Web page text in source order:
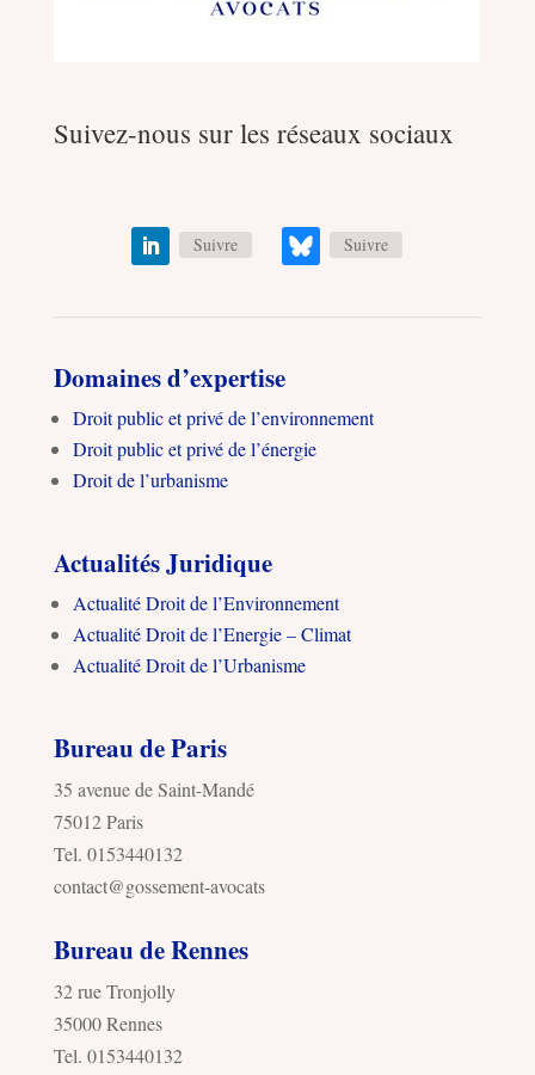
Suivez-nous sur les réseaux sociaux
Suivre Suivre
Domaines d’expertise
Droit public et privé de l’environnement
Droit public et privé de l’énergie
Droit de l’urbanisme
Actualités Juridique
Actualité Droit de l’Environnement
Actualité Droit de l’Energie – Climat
Actualité Droit de l’Urbanisme
Bureau de Paris
35 avenue de Saint-Mandé
75012 Paris
Tel. 0153440132
contact@gossement-avocats
Bureau de Rennes
32 rue Tronjolly
35000 Rennes
Tel. 0153440132